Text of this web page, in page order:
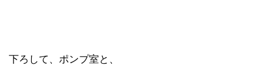
下ろして、ポンプ室と、